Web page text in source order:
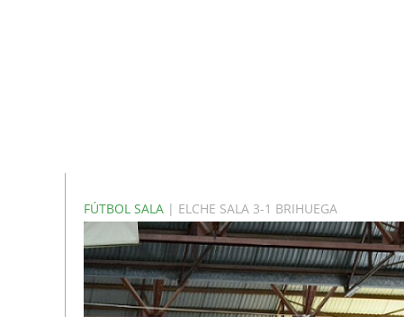
FÚTBOL SALA | ELCHE SALA 3-1 BRIHUEGA